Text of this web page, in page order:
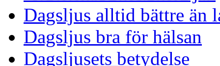
Dagsljus alltid bättre än
Dagsljus bra för hälsan
Dagsljusets betydelse